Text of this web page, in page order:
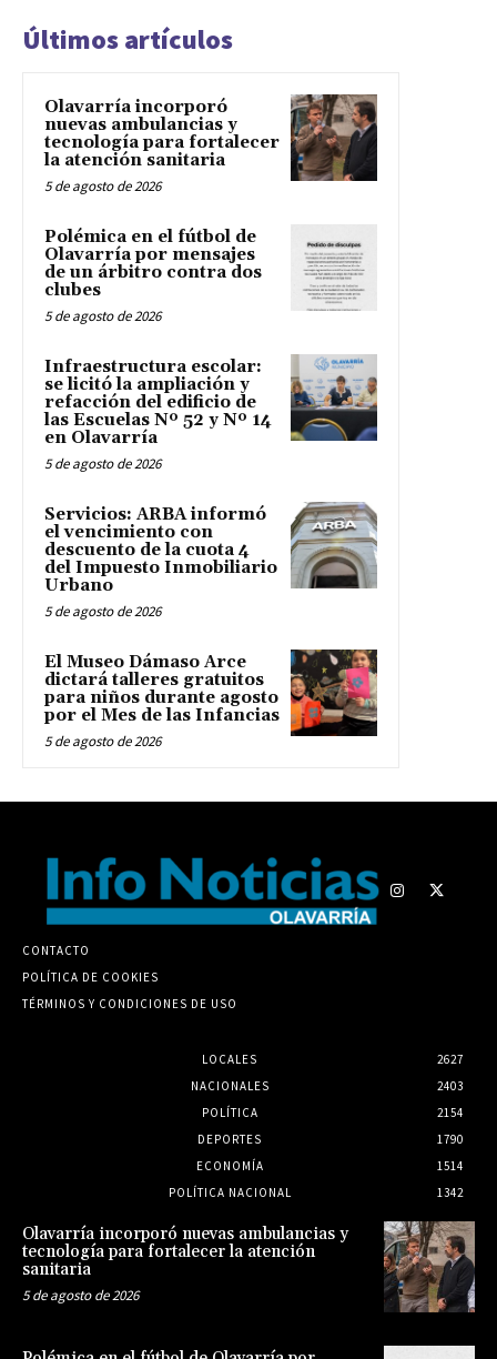
Últimos artículos
Olavarría incorporó
nuevas ambulancias y
tecnología para fortalecer
la atención sanitaria
5 de agosto de 2026
Polémica en el fútbol de
Olavarría por mensajes
de un árbitro contra dos
clubes
5 de agosto de 2026
Infraestructura escolar:
se licitó la ampliación y
refacción del edificio de
las Escuelas Nº 52 y Nº 14
en Olavarría
5 de agosto de 2026
Servicios: ARBA informó
el vencimiento con
descuento de la cuota 4
del Impuesto Inmobiliario
Urbano
5 de agosto de 2026
El Museo Dámaso Arce
dictará talleres gratuitos
para niños durante agosto
por el Mes de las Infancias
5 de agosto de 2026
CONTACTO
POLÍTICA DE COOKIES
TÉRMINOS Y CONDICIONES DE USO
LOCALES
2627
NACIONALES
2403
POLÍTICA
2154
DEPORTES
1790
ECONOMÍA
1514
POLÍTICA NACIONAL
1342
Olavarría incorporó nuevas ambulancias y
tecnología para fortalecer la atención
sanitaria
5 de agosto de 2026